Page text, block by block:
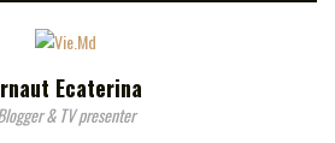
Ecaterina
& TV presenter